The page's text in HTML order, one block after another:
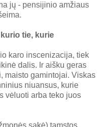
jų - pensijinio amžiaus
tie, kurie
karo inscenizacija, tiek
dalis. Ir aišku geras
maisto gamintojai. Viskas
niuansus, kurie
vėluoti arba teko juos